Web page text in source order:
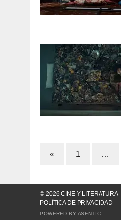
Paginación
entradas
« 1 …
© 2026 CINE Y LITERATURA
POLÍTICA DE PRIVACIDAD
POWERED BY ASENTIC